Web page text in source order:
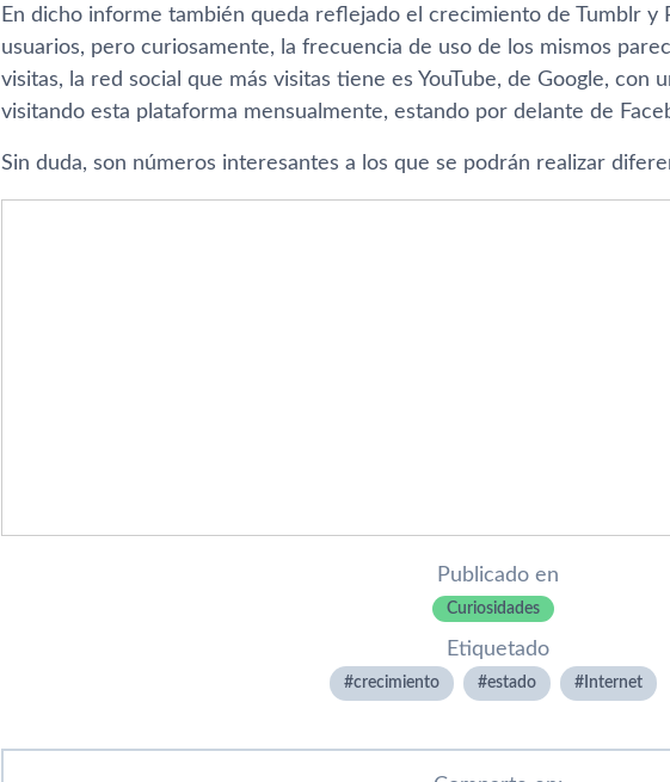
En dicho informe también queda reflejado el crecimiento de Tumblr
usuarios, pero curiosamente, la frecuencia de uso de los mismos
visitas, la red social que más visitas tiene es YouTube, de Google, con
visitando esta plataforma mensualmente, estando por delante de
Sin duda, son números interesantes a los que se podrán realizar
Publicado en
Curiosidades
Etiquetado
crecimiento estado Internet